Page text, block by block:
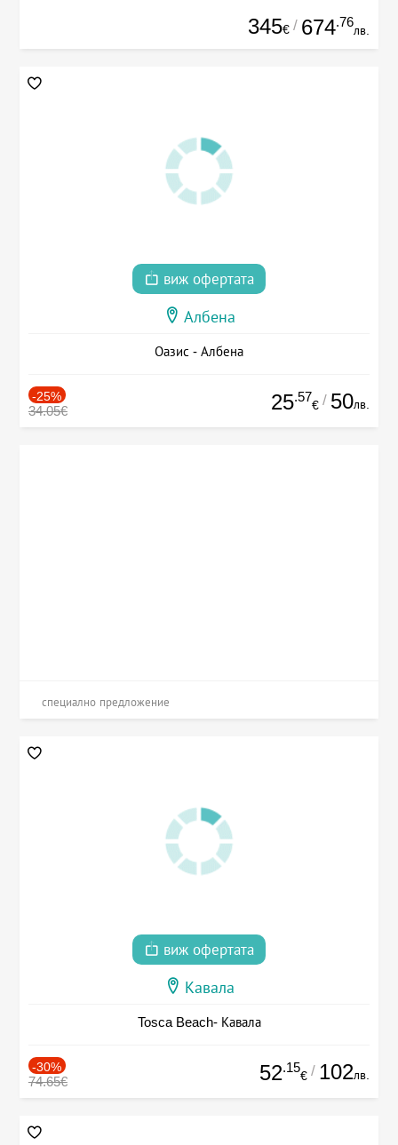
345€ / 674.76
лв.
виж офертата
Албена
Оазис - Албена
-25%
34.05€ 25.57
€ / 50лв.
специално предложение
виж офертата
Кавала
Tosca Beach- Кавала
-30%
74.65€ 52.15
€ / 102лв.